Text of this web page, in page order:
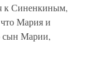
к Синенкиным,
Мария и
сын Марии,